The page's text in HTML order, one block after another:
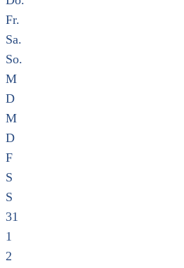
Fr.
Sa.
So.
M
D
M
D
F
S
S
31
1
2